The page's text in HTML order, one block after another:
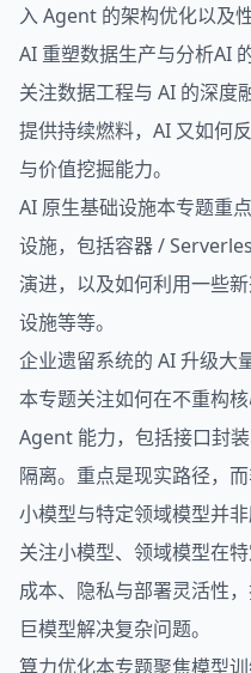
入 Agent 的架构优化以及
AI 重塑数据生产与分析AI
关注数据工程与 AI 的深度
提供持续燃料，AI 又如何
与价值挖掘能力。
AI 原生基础设施本专题重
设施，包括容器 /
演进，以及如何利用一些
设施等等。
企业遗留系统的 AI 升级大
本专题关注如何在不重构
Agent 能力，包括接口封
隔离。重点是现实路径，而
小模型与特定领域模型并
关注小模型、领域模型在
成本、隐私与部署灵活性
巨模型解决复杂问题。
算力优化本专题聚焦模型